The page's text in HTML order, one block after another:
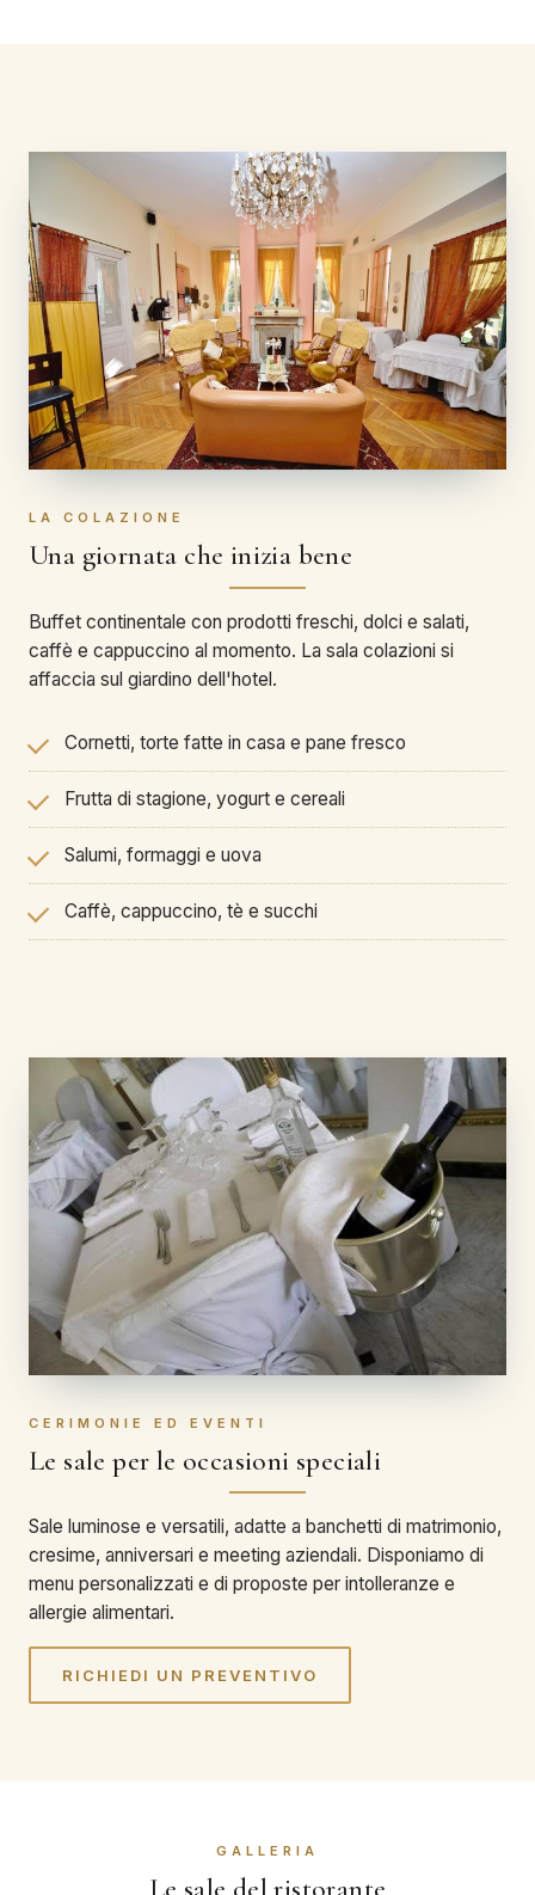
LA COLAZIONE
Una giornata che inizia bene
Buffet continentale con prodotti freschi, dolci e salati,
caffè e cappuccino al momento. La sala colazioni si
affaccia sul giardino dell'hotel.
Cornetti, torte fatte in casa e pane fresco
Frutta di stagione, yogurt e cereali
Salumi, formaggi e uova
Caffè, cappuccino, tè e succhi
CERIMONIE ED EVENTI
Le sale per le occasioni speciali
Sale luminose e versatili, adatte a banchetti di matrimonio,
cresime, anniversari e meeting aziendali. Disponiamo di
menu personalizzati e di proposte per intolleranze e
allergie alimentari.
RICHIEDI UN PREVENTIVO
GALLERIA